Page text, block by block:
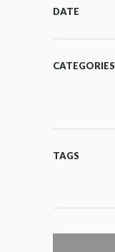
DATE
CATEGORIES
TAGS